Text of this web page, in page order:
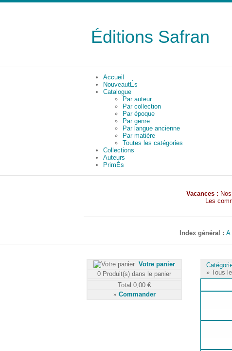
Éditions Safran
Accueil
NouveautÉs
Catalogue
Par auteur
Par collection
Par époque
Par genre
Par langue ancienne
Par matière
Toutes les catégories
Collections
Auteurs
PrimÉs
Vacances :
Les
Index général : A|
» Tous
Votre panier
0 Produit(s) dans le panier
Total 0,00 €
» Commander